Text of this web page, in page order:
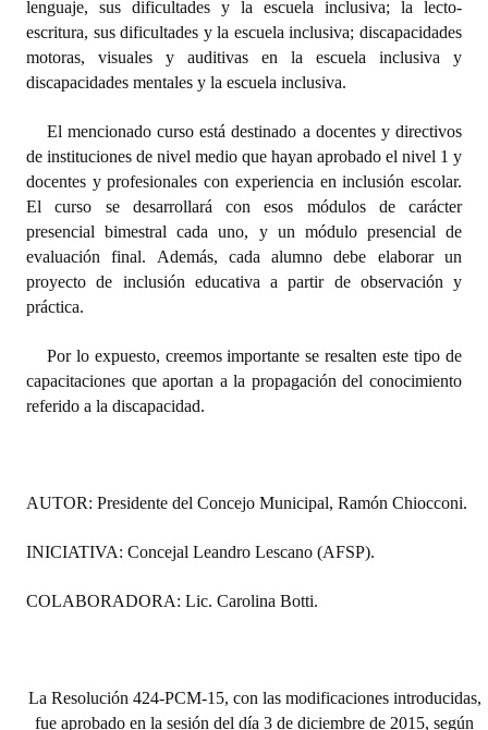
Audiencias Públicas - Registro
Mujeres que Dejaron Huellas - Registro
Periodistas Decanos - Registro
Ciudadano Ilustre - Registro
Banca del Vecino - Registro
Huéspedes de Honor - Registro
Antiguos Pobladores - Registro
Reconocimientos - Registro
Bariloche, Municipio intercultural
lenguaje, sus dificultades y la escuela inclusiva; la lecto-
escritura, sus dificultades y la escuela inclusiva; discapacidades
motoras, visuales y auditivas en la escuela inclusiva y
discapacidades mentales y la escuela inclusiva.
El mencionado curso está destinado a docentes y directivos
de instituciones de nivel medio que hayan aprobado el nivel 1 y
docentes y profesionales con experiencia en inclusión escolar.
El curso se desarrollará con esos módulos de carácter
presencial bimestral cada uno, y un módulo presencial de
evaluación final. Además, cada alumno debe elaborar un
proyecto de inclusión educativa a partir de observación y
práctica.
Por lo expuesto, creemos importante se resalten este tipo de
capacitaciones que aportan a la propagación del conocimiento
referido a la discapacidad.
AUTOR: Presidente del Concejo Municipal, Ramón Chiocconi.
INICIATIVA: Concejal Leandro Lescano (AFSP).
COLABORADORA: Lic. Carolina Botti.
La Resolución 424-PCM-15, con las modificaciones introducidas,
fue aprobado en la sesión del día 3 de diciembre de 2015, según